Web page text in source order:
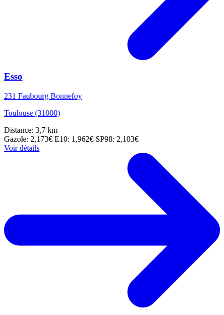
Esso
231 Faubourg Bonnefoy
Toulouse (31000)
Distance: 3,7 km
Gazole: 2,173€ E10: 1,962€ SP98: 2,103€
Voir détails